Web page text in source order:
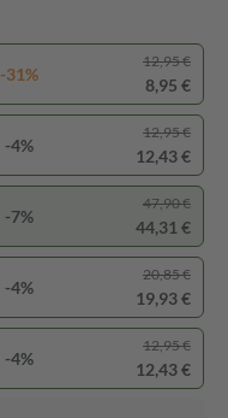
-31%
12,95 €
8,95 €
-4%
12,95 €
12,43 €
-7%
47,90 €
44,31 €
-4%
20,85 €
19,93 €
-4%
12,95 €
12,43 €